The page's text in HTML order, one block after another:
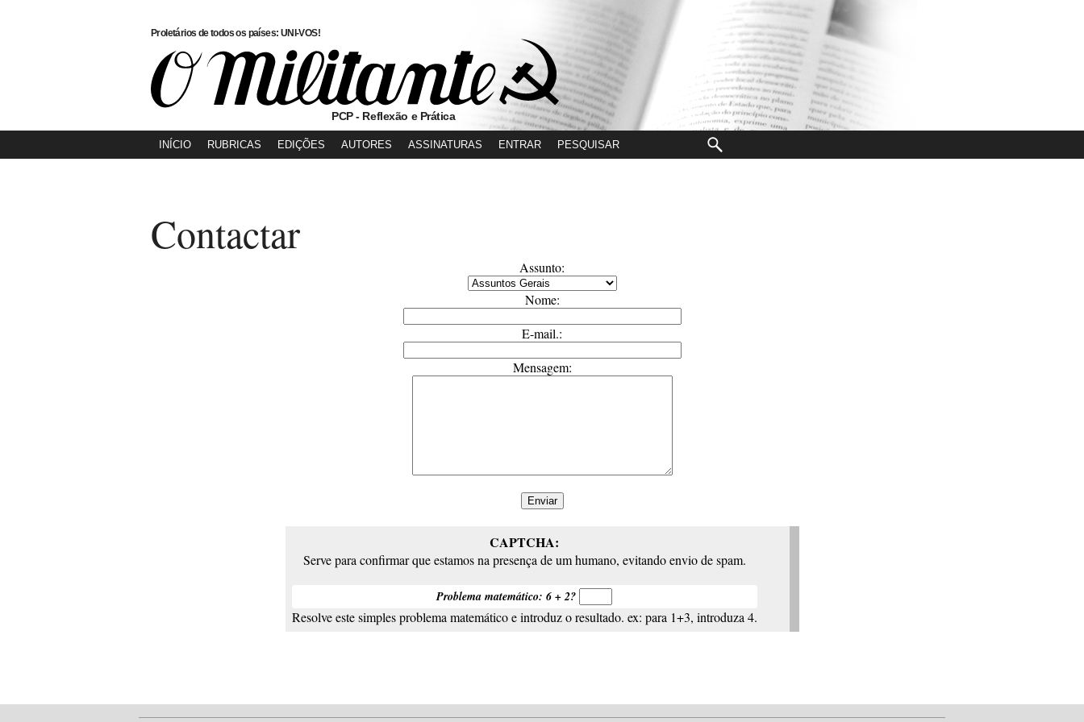
Proletários de todos os países: UNI-VOS!
PCP - Reflexão e Prática
INÍCIO RUBRICAS EDIÇÕES AUTORES ASSINATURAS ENTRAR
Contactar
Assunto:
Nome:
E-mail.:
Mensagem:
CAPTCHA:
Serve para confirmar que estamos na presença de um humano, evitando envio de spam.
Problema matemático: 6 + 2?
Resolve este simples problema matemático e introduz o resultado. ex: para 1+3, introduza 4.